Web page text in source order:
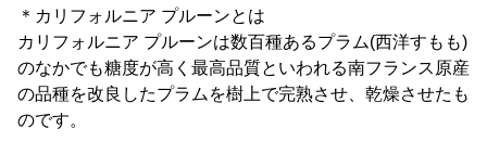
＊カリフォルニア プルーンとは
カリフォルニア プルーンは数百種あるプラム(西洋すもも)
のなかでも糖度が高く最高品質といわれる南フランス原産
の品種を改良したプラムを樹上で完熟させ、乾燥させたも
のです。